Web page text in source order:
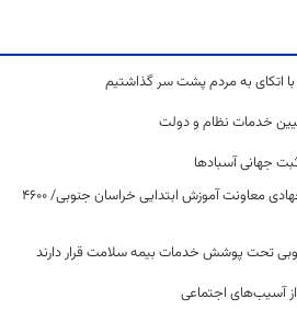
اتکای به مردم پشت سر گذاشتیم
خدمات نظام و دولت
جهانی آسبادها
تقدیر مقام عالی وزارت از عملکرد جهادی معاونت آموزش ابتدایی خراسان جنوبی/ ۴۶۰۰
آسیب‌های اجتماعی